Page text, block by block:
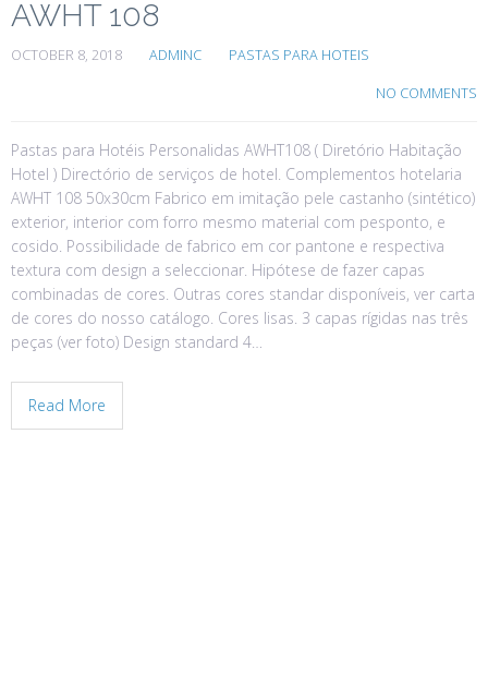
AWHT 108
OCTOBER 8, 2018 ADMINC PASTAS PARA HOTEIS
NO COMMENTS
Pastas para Hotéis Personalidas AWHT108 ( Diretório Habitação
Hotel ) Directório de serviços de hotel. Complementos hotelaria
AWHT 108 50x30cm Fabrico em imitação pele castanho (sintético)
exterior, interior com forro mesmo material com pesponto, e
cosido. Possibilidade de fabrico em cor pantone e respectiva
textura com design a seleccionar. Hipótese de fazer capas
combinadas de cores. Outras cores standar disponíveis, ver carta
de cores do nosso catálogo. Cores lisas. 3 capas rígidas nas três
peças (ver foto) Design standard 4…
Read More